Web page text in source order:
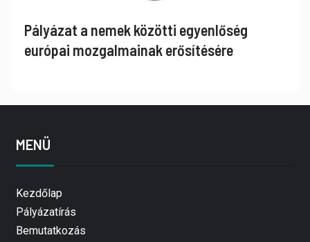
Pályázat a nemek közötti egyenlőség
európai mozgalmainak erősítésére
MENÜ
Kezdőlap
Pályázatírás
Bemutatkozás